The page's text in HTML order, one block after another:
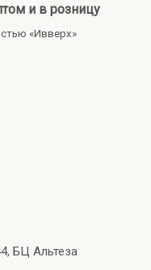
и в розницу
«Ивверх»
БЦ Альтеза